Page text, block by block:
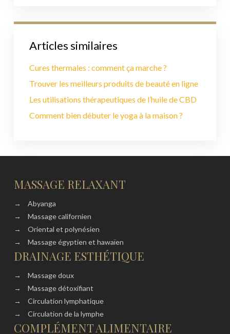
Articles similaires
Cures thermales : comment ça marche ?
Trouver les meilleurs produits de beauté en ligne
Les utilisations thérapeutiques de l’huile de CBD
Comment bien débuter le yoga à la maison ?
MASSAGE RELAXANT
→
Abyanga
→
Massage californien
→
Oriental et polynésien
→
Massage égyptien et hawaïen
DRAINAGE ESTHÉTIQUE
→
Massage doux
→
Massage détoxifiant
→
Circulation lymphatique
→
Circulation de la lymphe
COMPLÉMENT ALIMENTAIRE